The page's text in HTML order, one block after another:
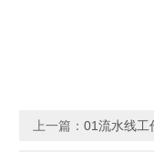
上一篇： 01流水线工